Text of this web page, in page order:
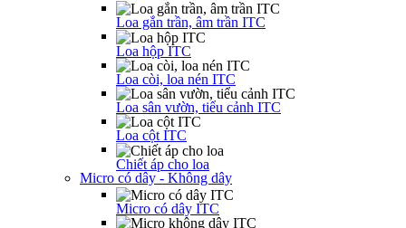
Loa gắn trần, âm trần ITC
Loa hộp ITC
Loa còi, loa nén ITC
Loa sân vườn, tiểu cảnh ITC
Loa cột ITC
Chiết áp cho loa
Micro có dây - Không dây
Micro có dây ITC